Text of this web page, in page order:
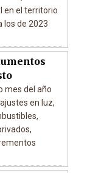
en el territorio
los de 2023
mes del año
en luz,